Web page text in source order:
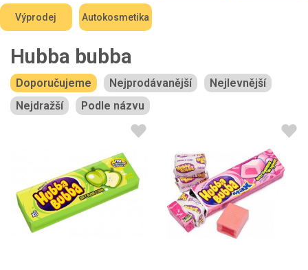
Výprodej Autokosmetika
Hubba bubba
Doporučujeme Nejprodávanější
Nejlevnější
Nejdražší
Podle názvu